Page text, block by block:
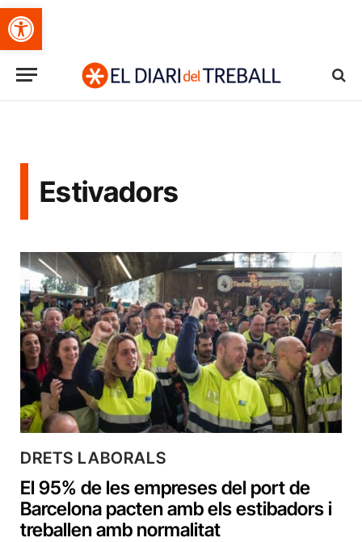
Obre la barra d'eines
Estivadors
DRETS LABORALS
El 95% de les empreses del port de
Barcelona pacten amb els estibadors i
treballen amb normalitat